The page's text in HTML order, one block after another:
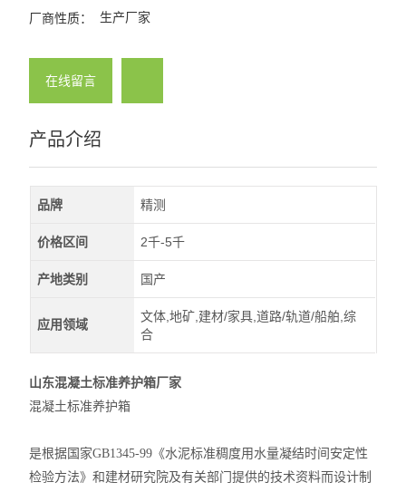
厂商性质： 生产厂家
在线留言
产品介绍
品牌 精测
价格区间 2千-5千
产地类别 国产
应用领域
文体,地矿,建材/家具,道路/轨道/船舶,综
合
山东混凝土标准养护箱厂家
混凝土标准养护箱
是根据国家GB1345-99《水泥标准稠度用水量凝结时间安定性
检验方法》和建材研究院及有关部门提供的技术资料而设计制